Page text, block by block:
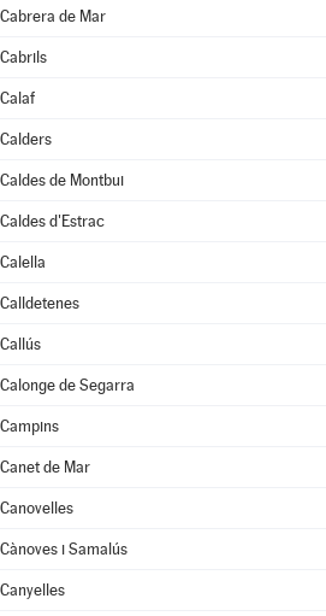
Cabrera de Mar
Cabrils
Calaf
Calders
Caldes de Montbui
Caldes d'Estrac
Calella
Calldetenes
Callús
Calonge de Segarra
Campins
Canet de Mar
Canovelles
Cànoves i Samalús
Canyelles